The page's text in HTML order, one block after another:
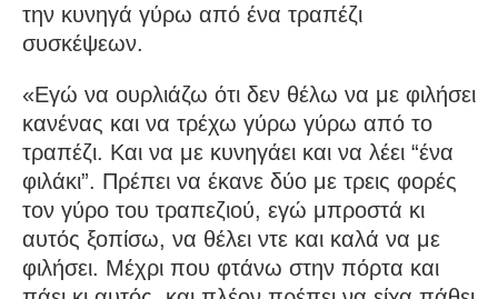
την κυνηγά γύρω από ένα τραπέζι
συσκέψεων.
«Εγώ να ουρλιάζω ότι δεν θέλω να με φιλήσει
κανένας και να τρέχω γύρω γύρω από το
τραπέζι. Και να με κυνηγάει και να λέει “ένα
φιλάκι”. Πρέπει να έκανε δύο με τρεις φορές
τον γύρο του τραπεζιού, εγώ μπροστά κι
αυτός ξοπίσω, να θέλει ντε και καλά να με
φιλήσει. Μέχρι που φτάνω στην πόρτα και